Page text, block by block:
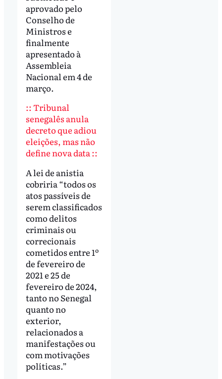
aprovado pelo
Conselho de
Ministros e
finalmente
apresentado à
Assembleia
Nacional em 4 de
março.
:: Tribunal
senegalês anula
decreto que adiou
eleições, mas não
define nova data ::
A lei de anistia
cobriria “todos os
atos passíveis de
serem classificados
como delitos
criminais ou
correcionais
cometidos entre 1º
de fevereiro de
2021 e 25 de
fevereiro de 2024,
tanto no Senegal
quanto no
exterior,
relacionados a
manifestações ou
com motivações
políticas.”